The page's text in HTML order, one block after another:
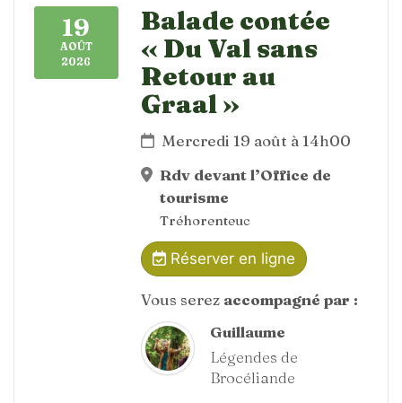
19
AOÛT
2026
Balade contée
« Du Val sans
Retour au
Graal »
Mercredi 19 août à 14h00
Rdv devant l’Office de
tourisme
Tréhorenteuc
Réserver en ligne
Vous serez accompagné par :
Guillaume
Légendes de
Brocéliande